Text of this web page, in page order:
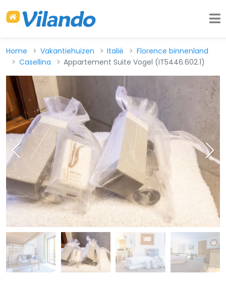
Home Vakantiehuizen Italië
Florence binnenland
Casellina
Appartement Suite Vogel (IT5446.602.1)